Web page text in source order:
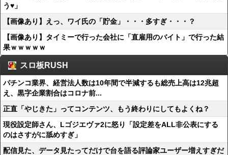
う♥」
【画像あり】えっ、ワイ氏の「貯金」・・・多すぎ・・・？
【画像あり】タイミーで行った会社に「直雇用のバイト」で行った結
果ｗｗｗｗｗ
スロ板RUSH
パチンコ業界、経営法人数は10年間で半減するも総売上高は12兆超
え、黒字企業割合はコロナ前...
正直「やじきた」ってコンテンツ、もう終わりにしてもよくね？
現役設定師さん、Lゴジエヴァ2に怒り「設定差をALL非公表にする
のはさすがに舐めすぎ」
配信見た、データ見たってだけで台を語る評論家ユーザー増えすぎだ